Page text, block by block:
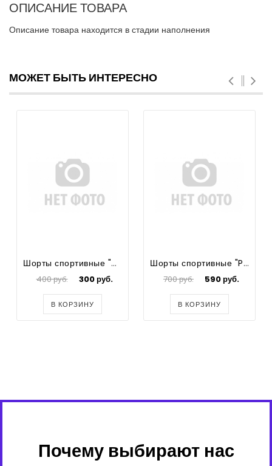
ОПИСАНИЕ ТОВАРА
Описание товара находится в стадии наполнения
МОЖЕТ БЫТЬ ИНТЕРЕСНО
Шорты спортивные "VF", цвет синий, р.98
400 руб. 300 руб.
В КОРЗИНУ
Шорты спортивные "Prima", цвет желтый, детские
700 руб. 590 руб.
В КОРЗИНУ
Почему выбирают нас